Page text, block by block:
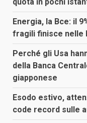
Energia, la Bce: il
fragili finisce nelle
Perché gli Usa
della Banca
giapponese
Esodo estivo,
code record sulle